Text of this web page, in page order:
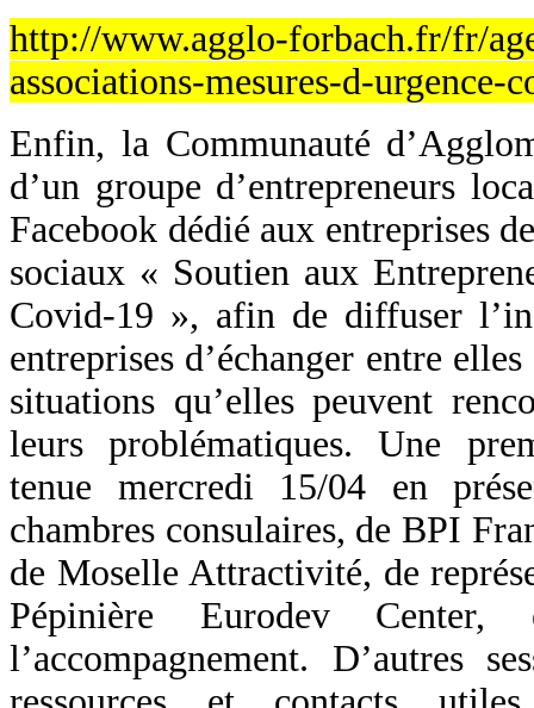
http://www.agglo-forbach.fr/fr/
associations-mesures-d-urgence-
Enfin, la Communauté
d’un groupe d’entrepreneurs
Facebook dédié aux entreprises
sociaux « Soutien aux
Covid-19 », afin de diffuser
entreprises d’échanger entre
situations qu’elles peuvent
leurs problématiques. Une
tenue mercredi 15/04 en
chambres consulaires, de BPI
de Moselle Attractivité, de
Pépinière Eurodev
l’accompagnement. D’autres